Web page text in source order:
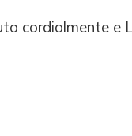
cordialmente e